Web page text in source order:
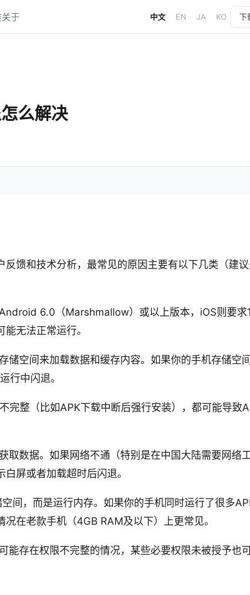
关于 中文 · EN · JA · KO 下
么解决
馈和技术分析，最常见的原因主要有以下几类（建
6.0（Marshmallow）或以上版本，iOS则要求
无法正常运行。
储空间来加载数据和缓存内容。如果你的手机存储空
行中闪退。
完整（比如APK下载中断后强行安装），都可能导致
取数据。如果网络不通（特别是在中国大陆需要网络
屏或者加载超时后闪退。
间，而是运行内存。如果你的手机同时运行了很多
在老款手机（4GB RAM及以下）上更常见。
能存在权限不完整的情况，某些必要权限未被授予也